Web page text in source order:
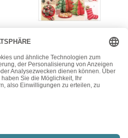
McCall’s Schnittmuster
M5778 – Deko für
Weihnachten –
Weihnachtsdekoration